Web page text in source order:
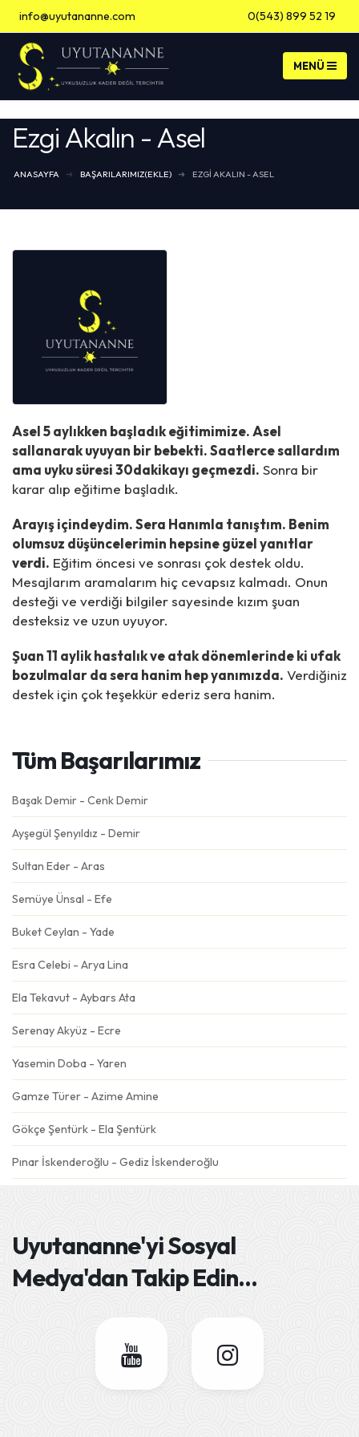
info@uyutananne.com 0(543) 899 52 19
Banka Hesap Bilgileri
Ezgi Akalın - Asel
ANASAYFA BAŞARILARIMIZ(EKLE) EZGI AKALIN - ASEL
Asel 5 aylıkken başladık eğitimimize. Asel
sallanarak uyuyan bir bebekti. Saatlerce sallardım
ama uyku süresi 30dakikayı geçmezdi. Sonra bir
karar alıp eğitime başladık.
Arayış içindeydim. Sera Hanımla tanıştım. Benim
olumsuz düşüncelerimin hepsine güzel yanıtlar
verdi. Eğitim öncesi ve sonrası çok destek oldu.
Mesajlarım aramalarım hiç cevapsız kalmadı. Onun
desteği ve verdiği bilgiler sayesinde kızım şuan
desteksiz ve uzun uyuyor.
Şuan 11 aylik hastalık ve atak dönemlerinde ki ufak
bozulmalar da sera hanim hep yanımızda. Verdiğiniz
destek için çok teşekkür ederiz sera hanim.
Tüm Başarılarımız
Başak Demir - Cenk Demir
Ayşegül Şenyıldız - Demir
Sultan Eder - Aras
Semüye Ünsal - Efe
Buket Ceylan - Yade
Esra Celebi - Arya Lina
Ela Tekavut - Aybars Ata
Serenay Akyüz - Ecre
Yasemin Doba - Yaren
Gamze Türer - Azime Amine
Gökçe Şentürk - Ela Şentürk
Pınar İskenderoğlu - Gediz İskenderoğlu
Deniz Eskiköy - Dolunay
Semra Dursun Ateş - Gökçe Ateş
Sümeyra Tatlısöz - Yüsra
Seher&Fatih Gören - Barış
Uyutananne'yiSosyal
Medya'dan Takip Edin...